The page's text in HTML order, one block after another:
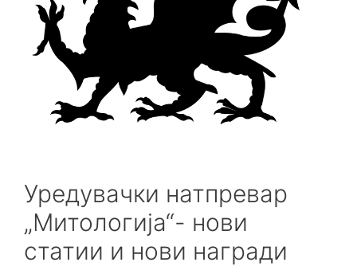
Уредувачки натпревар
„Митологија“- нови
статии и нови награди